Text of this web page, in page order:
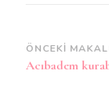
Yazı
ÖNCEKI
Acıbadem